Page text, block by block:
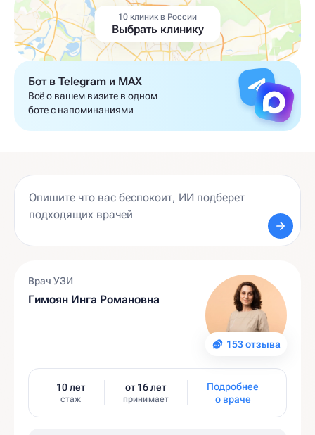
10 клиник в России
Выбрать клинику
Бот в Telegram и MAX
Всё о вашем визите в одном
боте с напоминаниями
153 отзыва
Врач УЗИ
Гимоян Инга Романовна
10 лет
стаж
от 16 лет
принимает
Подробнее
о враче